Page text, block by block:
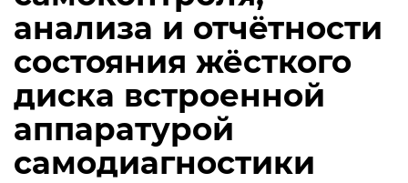
анализа и отчётности
состояния жёсткого
диска встроенной
аппаратурой
самодиагностики